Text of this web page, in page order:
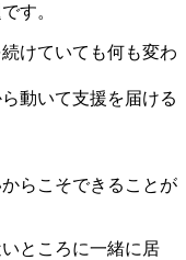
す。
けていても何も変わ
動いて支援を届ける
らこそできることが
ところに一緒に居